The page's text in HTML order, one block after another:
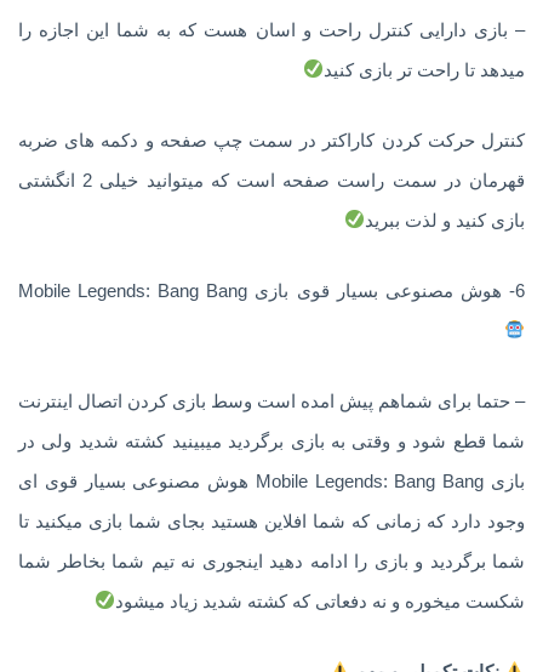
– بازی دارایی کنترل راحت و اسان هست که به شما این اجازه را
میدهد تا راحت تر بازی کنید
کنترل حرکت کردن کاراکتر در سمت چپ صفحه و دکمه های ضربه
قهرمان در سمت راست صفحه است که میتوانید خیلی 2 انگشتی
بازی کنید و لذت ببرید
6- هوش مصنوعی بسیار قوی بازی Mobile Legends: Bang Bang
– حتما برای شماهم پیش امده است وسط بازی کردن اتصال اینترنت
شما قطع شود و وقتی به بازی برگردید میبینید کشته شدید ولی در
بازی Mobile Legends: Bang Bang هوش مصنوعی بسیار قوی ای
وجود دارد که زمانی که شما افلاین هستید بجای شما بازی میکنید تا
شما برگردید و بازی را ادامه دهید اینجوری نه تیم شما بخاطر شما
شکست میخوره و نه دفعاتی که کشته شدید زیاد میشود